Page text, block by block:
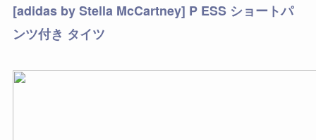
[adidas by Stella McCartney] P ESS ショートパ
ンツ付き タイツ